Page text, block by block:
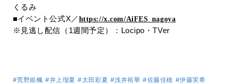
くるみ
■イベント公式X／ https://x.com/AiFES_nagoya
※ 見逃し配信（ 1週間予定）： Locipo ・TVer
#荒野姫楓 #井上瑠夏 #太田彩夏 #浅井裕華 #佐藤佳穂 #伊藤実希